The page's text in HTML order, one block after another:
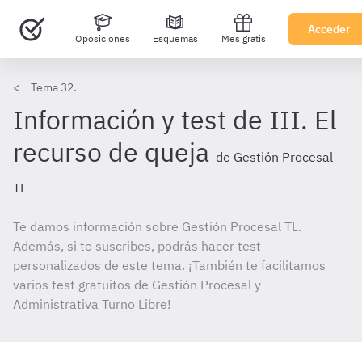
Oposiciones Esquemas Mes gratis
Acceder
Tema 32.
Información y test de III. El
recurso de queja de Gestión Procesal
TL
Te damos información sobre Gestión Procesal TL.
Además, si te suscribes, podrás hacer test
personalizados de este tema. ¡También te facilitamos
varios test gratuitos de Gestión Procesal y
Administrativa Turno Libre!